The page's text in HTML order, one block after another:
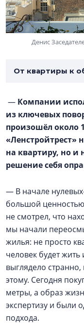
Денис
От квартиры к
— Компании
из ключевых
произошёл около
«Ленстройтрест»
на квартиру, но и
решение себя
— В начале
большой
не смотрел, что
мы начали
жилья: не просто
человек будет жить
выглядело
этому. Сегодня
метры, а образ
экспертизу и были
подхода.